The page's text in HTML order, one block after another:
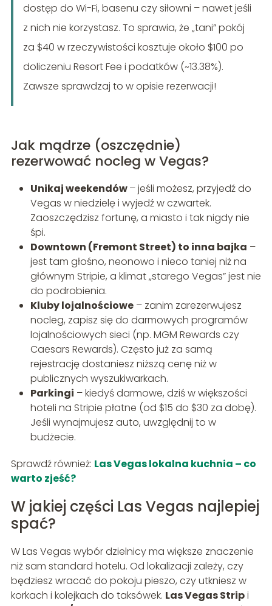
dostęp do Wi-Fi, basenu czy siłowni – nawet jeśli
z nich nie korzystasz. To sprawia, że „tani” pokój
za $40 w rzeczywistości kosztuje około $100 po
doliczeniu Resort Fee i podatków (~13.38%).
Zawsze sprawdzaj to w opisie rezerwacji!
Jak mądrze (oszczędnie)
rezerwować nocleg w Vegas?
Unikaj weekendów– jeśli możesz, przyjedź do
Vegas w niedzielę i wyjedź w czwartek.
Zaoszczędzisz fortunę, a miasto i tak nigdy nie
śpi.
Downtown (Fremont Street) to inna bajka –
jest tam głośno, neonowo i nieco taniej niż na
głównym Stripie, a klimat „starego Vegas” jest nie
do podrobienia.
Kluby lojalnościowe– zanim zarezerwujesz
nocleg, zapisz się do darmowych programów
lojalnościowych sieci (np. MGM Rewards czy
Caesars Rewards). Często już za samą
rejestrację dostaniesz niższą cenę niż w
publicznych wyszukiwarkach.
Parkingi – kiedyś darmowe, dziś w większości
hoteli na Stripie płatne (od $15 do $30 za dobę).
Jeśli wynajmujesz auto, uwzględnij to w
budżecie.
Sprawdź również: Las Vegas lokalna kuchnia – co
warto zjeść?
W jakiej części Las Vegas najlepiej
spać?
W Las Vegas wybór dzielnicy ma większe znaczenie
niż sam standard hotelu. Od lokalizacji zależy, czy
będziesz wracać do pokoju pieszo, czy utkniesz w
korkach i kolejkach do taksówek. Las Vegas Stripi